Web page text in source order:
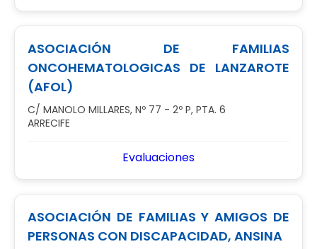
ASOCIACIÓN DE FAMILIAS
ONCOHEMATOLOGICAS DE LANZAROTE
(AFOL)
C/ MANOLO MILLARES, Nº 77 - 2º P, PTA. 6
ARRECIFE
Evaluaciones
ASOCIACIÓN DE FAMILIAS Y AMIGOS DE
PERSONAS CON DISCAPACIDAD, ANSINA